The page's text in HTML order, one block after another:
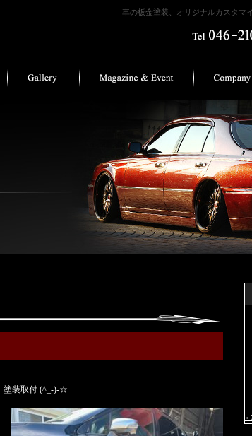
車の板金塗装、オリジナルカスタマ
塗装取付 (^_-)-☆
«